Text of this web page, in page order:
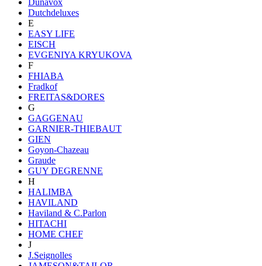
Dutchdeluxes
E
EASY LIFE
EISCH
EVGENIYA KRYUKOVA
F
FHIABA
Fradkof
FREITAS&DORES
G
GAGGENAU
GARNIER-THIEBAUT
GIEN
Goyon-Chazeau
Graude
GUY DEGRENNE
H
HALIMBA
HAVILAND
Haviland & C.Parlon
HITACHI
HOME CHEF
J
J.Seignolles